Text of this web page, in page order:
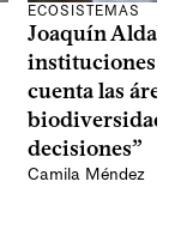
ECOSISTEMAS
Joaquín
instituciones
cuenta las
biodiversidad
decisiones”
Camila Méndez